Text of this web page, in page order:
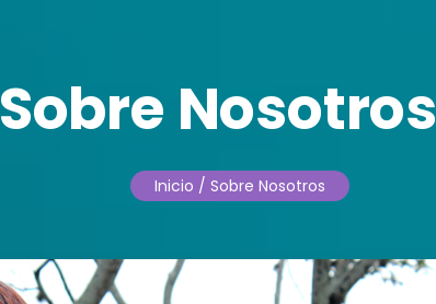
Sobre Nosotros
Inicio / Sobre Nosotros